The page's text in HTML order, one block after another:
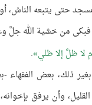
حتى يتبعه الناسُ،
فبكى من خشية الله جلَّ
لا ظلَّ إلا ظلي .
بغير ذلك، بعض الفقهاء
وأن يرفق